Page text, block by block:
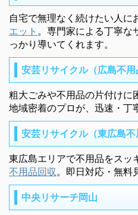
自宅で無理なく続けたい人に
エット 。専門家による丁寧な
っかり導いてくれます。
安芸リサイクル（広島不用
粗大ごみや不用品の片付けに
地域密着のプロが、迅速・丁
安芸リサイクル（東広島不
東広島エリアで不用品をスッ
不用品回収 。即日対応・無料
中央リサーチ岡山